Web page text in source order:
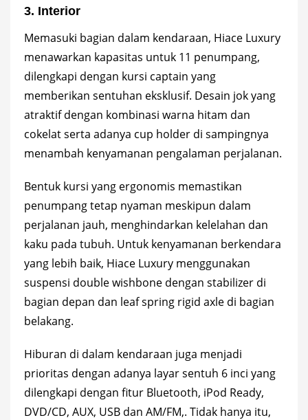
3. Interior
Memasuki bagian dalam kendaraan, Hiace Luxury
menawarkan kapasitas untuk 11 penumpang,
dilengkapi dengan kursi captain yang
memberikan sentuhan eksklusif. Desain jok yang
atraktif dengan kombinasi warna hitam dan
cokelat serta adanya cup holder di sampingnya
menambah kenyamanan pengalaman perjalanan.
Bentuk kursi yang ergonomis memastikan
penumpang tetap nyaman meskipun dalam
perjalanan jauh, menghindarkan kelelahan dan
kaku pada tubuh. Untuk kenyamanan berkendara
yang lebih baik, Hiace Luxury menggunakan
suspensi double wishbone dengan stabilizer di
bagian depan dan leaf spring rigid axle di bagian
belakang.
Hiburan di dalam kendaraan juga menjadi
prioritas dengan adanya layar sentuh 6 inci yang
dilengkapi dengan fitur Bluetooth, iPod Ready,
DVD/CD, AUX, USB dan AM/FM,. Tidak hanya itu,